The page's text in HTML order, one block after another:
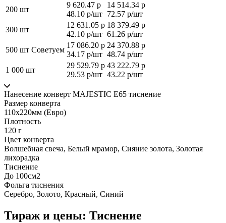
200 шт
9 620.47 р
48.10 р/шт
14 514.34 р
72.57 р/шт
300 шт
12 631.05 р
42.10 р/шт
18 379.49 р
61.26 р/шт
500 шт Советуем
17 086.20 р
34.17 р/шт
24 370.88 р
48.74 р/шт
1 000 шт
29 529.79 р
29.53 р/шт
43 222.79 р
43.22 р/шт
Нанесение конверт MAJESTIC Е65 тиснение
Размер конверта
110х220мм (Евро)
Плотность
120 г
Цвет конверта
Волшебная свеча, Белый мрамор, Сияние золота, Золотая
лихорадка
Тиснение
До 100см2
Фольга тиснения
Серебро, Золото, Красный, Синий
Тираж и цены: Тиснение